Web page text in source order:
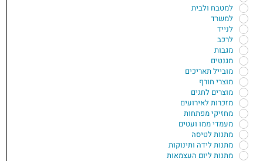
למטבח ולבית
למשרד
לנייד
לרכב
מגבות
מגנטים
מובייל תאריכים
מוצרי חורף
מוצרים לחגים
מזכרות לאירועים
מחזיקי מפתחות
מעמדי ממו ועטים
מתנות לטיסה
מתנות לידה ותינוקות
מתנות ליום העצמאות